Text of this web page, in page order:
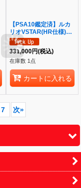
【PSA10鑑定済】ルカ
リオVSTAR(HR仕様)
《P》{305/S-P}[その他]
331,000円(税込)
在庫数 1点
カートに入れる
7 次»